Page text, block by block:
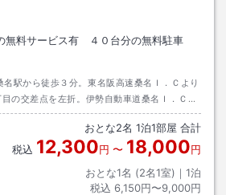
無料サービス有 ４０台分の無料駐車
名駅から徒歩３分。東名阪高速桑名Ｉ．Ｃより
の交差点を左折。伊勢自動車道桑名Ｉ．Ｃよ
町２丁目交差点を左折
おとな2名 1泊1部屋 合計
税込 12,300円 〜 18,000円
おとな1名 (2名1室)｜ 1泊
税込 6,150円〜9,000円